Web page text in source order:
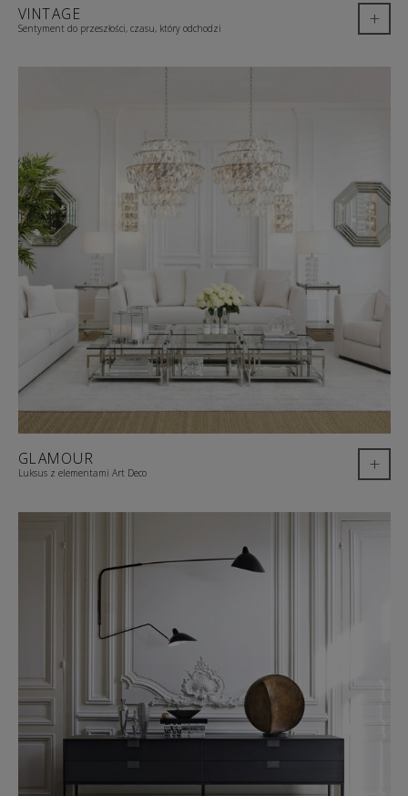
VINTAGE
Sentyment do przeszłości, czasu, który odchodzi +
GLAMOUR
Luksus z elementami Art Deco +